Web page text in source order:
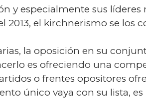
y especialmente sus
2013, el kirchnerismo se los
la oposición en su
es ofreciendo una
o frentes opositores
único vaya con su lista,